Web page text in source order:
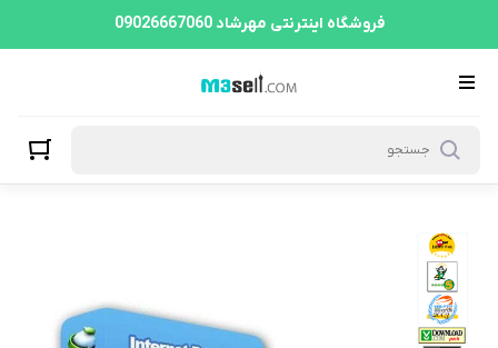
فروشگاه اینترنتی مهرشاد 09026667060